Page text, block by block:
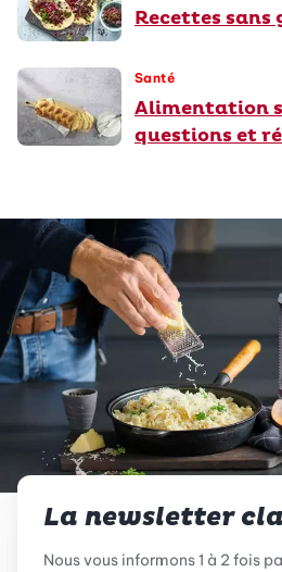
Recettes sans
Santé
Alimentation
questions et
La newsletter
Nous vous informons 1 à 2 fois